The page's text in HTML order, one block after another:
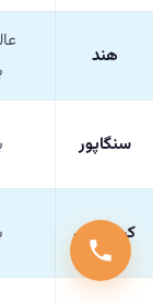
هند
سنگاپور
کره‌جنوبی